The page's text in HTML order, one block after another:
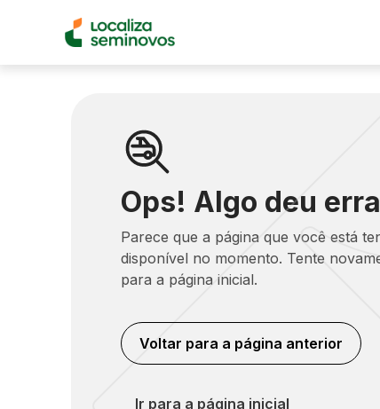
Ops! Algo deu
Parece que a página que você está
disponível no momento. Tente
para a página inicial.
Voltar para a página anterior
Ir para a página inicial